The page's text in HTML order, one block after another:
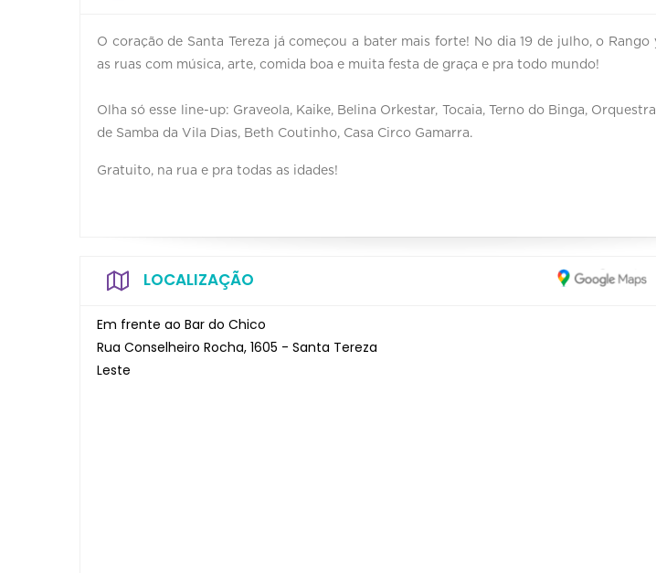
O coração de Santa Tereza já começou a bater mais forte! No dia 19 de julho, o Rango
as ruas com música, arte, comida boa e muita festa de graça e pra todo mundo!
Olha só esse line-up: Graveola, Kaike, Belina Orkestar, Tocaia, Terno do Binga,
de Samba da Vila Dias, Beth Coutinho, Casa Circo Gamarra.
Gratuito, na rua e pra todas as idades!
LOCALIZAÇÃO
Em frente ao Bar do Chico
Rua Conselheiro Rocha, 1605 - Santa Tereza
Leste